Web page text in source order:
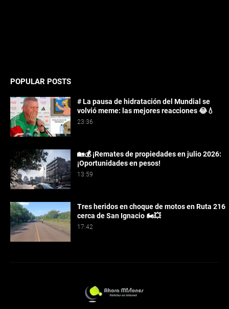
POPULAR POSTS
# La pausa de hidratación del Mundial se
volvió meme: las mejores reacciones 😂💧
23:36
🏡💰 ¡Remates de propiedades en julio 2026:
¡Oportunidades en pesos!
13:59
Tres heridos en choque de motos en Ruta 216
cerca de San Ignacio 🏍️💥
17:42